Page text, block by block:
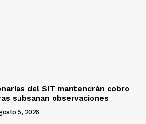
del SIT mantendrán cobro
subsanan observaciones
5, 2026